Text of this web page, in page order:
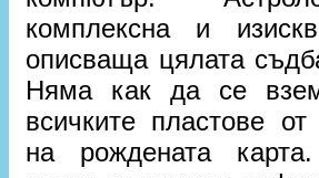
комплексна и
описваща цялата
Няма как да се
всичките пластове от
на рождената